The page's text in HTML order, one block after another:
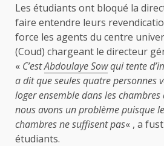
Les étudiants ont bloqué la
faire entendre leurs
force les agents du centre
(Coud) chargeant le directeur
« C’estAbdoulaye Sowqui tente
a dit que seules quatre personnes
loger ensemble dans les
nous avons un problème puisque
chambres ne suffisent pas« , a
étudiants.